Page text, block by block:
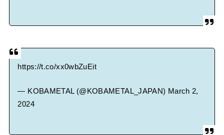
https://t.co/xx0wbZuEit
— KOBAMETAL (@KOBAMETAL_JAPAN) March 2,
2024